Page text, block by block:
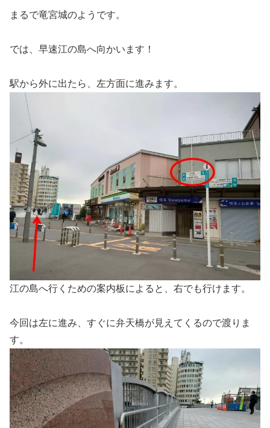
まるで竜宮城のようです。
では、早速江の島へ向かいます！
駅から外に出たら、左方面に進みます。
江の島へ行くための案内板によると、右でも行けます。
今回は左に進み、すぐに弁天橋が見えてくるので渡りま
す。